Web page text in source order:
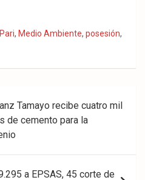
, Medio Ambiente, posesión,
Tamayo recibe cuatro mil
de cemento para la
a EPSAS, 45 corte de